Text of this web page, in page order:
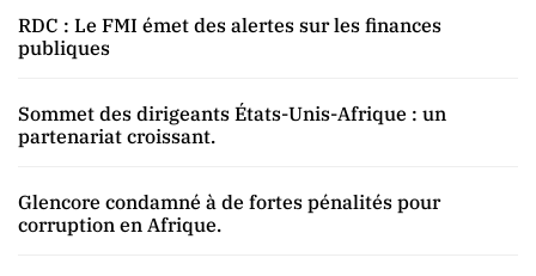
RDC : Le FMI émet des alertes sur les finances
publiques
Sommet des dirigeants États-Unis-Afrique : un
partenariat croissant.
Glencore condamné à de fortes pénalités pour
corruption en Afrique.